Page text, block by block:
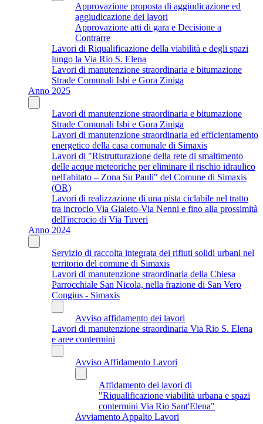
Approvazione proposta di aggiudicazione ed
aggiudicazione dei lavori
Approvazione atti di gara e Decisione a
Contrarre
Lavori di Riqualificazione della viabilità e degli spazi
lungo la Via Rio S. Elena
Lavori di manutenzione straordinaria e bitumazione
Strade Comunali Isbi e Gora Ziniga
Anno 2025
Lavori di manutenzione straordinaria e bitumazione
Strade Comunali Isbi e Gora Ziniga
Lavori di manutenzione straordinaria ed efficientamento
energetico della casa comunale di Simaxis
Lavori di "Ristrutturazione della rete di smaltimento
delle acque meteoriche per eliminare il rischio idraulico
nell'abitato – Zona Su Pauli" del Comune di Simaxis
(OR)
Lavori di realizzazione di una pista ciclabile nel tratto
tra incrocio Via Gialeto-Via Nenni e fino alla prossimità
dell'incrocio di Via Tuveri
Anno 2024
Servizio di raccolta integrata dei rifiuti solidi urbani nel
territorio del comune di Simaxis
Lavori di manutenzione straordinaria della Chiesa
Parrocchiale San Nicola, nella frazione di San Vero
Congius - Simaxis
Avviso affidamento dei lavori
Lavori di manutenzione straordinaria Via Rio S. Elena
e aree contermini
Avviso Affidamento Lavori
Affidamento dei lavori di
"Riqualificazione viabilità urbana e spazi
contermini Via Rio Sant'Elena"
Avviamento Appalto Lavori